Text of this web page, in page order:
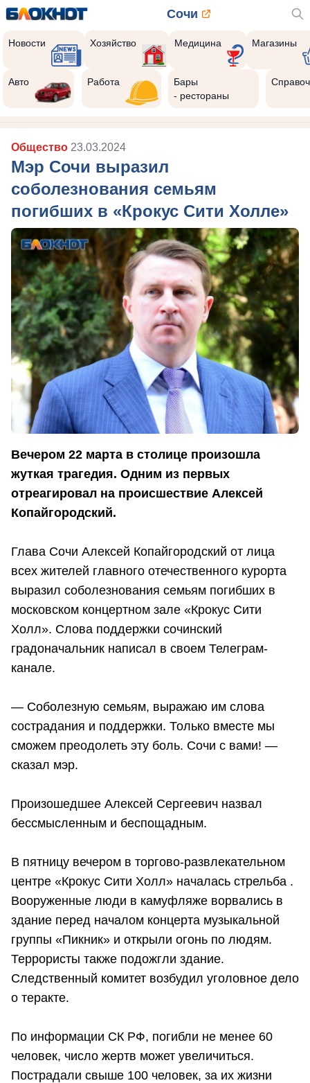
Сочи
Новости Хозяйство Медицина Магазины
Авто Работа
Бары
- рестораны
Общество 23.03.2024
Мэр Сочи выразил
соболезнования семьям
погибших в «Крокус Сити Холле»
Вечером 22 марта в столице произошла
жуткая трагедия. Одним из первых
отреагировал на происшествие Алексей
Копайгородский.
Глава Сочи Алексей Копайгородский от лица
всех жителей главного отечественного курорта
выразил соболезнования семьям погибших в
московском концертном зале «Крокус Сити
Холл». Слова поддержки сочинский
градоначальник написал в своем Телеграм-
канале.
— Соболезную семьям, выражаю им слова
сострадания и поддержки. Только вместе мы
сможем преодолеть эту боль. Сочи с вами! —
сказал мэр.
Произошедшее Алексей Сергеевич назвал
бессмысленным и беспощадным.
В пятницу вечером в торгово-развлекательном
центре «Крокус Сити Холл» началась стрельба .
Вооруженные люди в камуфляже ворвались в
здание перед началом концерта музыкальной
группы «Пикник» и открыли огонь по людям.
Террористы также подожгли здание.
Следственный комитет возбудил уголовное дело
о теракте.
По информации СК РФ, погибли не менее 60
человек, число жертв может увеличиться.
Пострадали свыше 100 человек, за их жизни